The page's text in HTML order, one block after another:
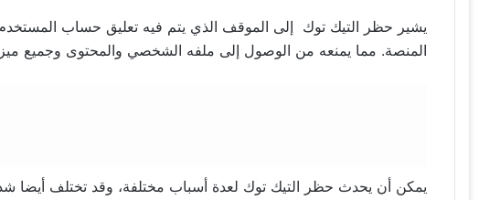
يشير حظر التيك توك إلى الموقف الذي يتم فيه تعليق حساب
المنصة. مما يمنعه من الوصول إلى ملفه الشخصي والمحتوى وجميع
يمكن أن يحدث حظر التيك توك لعدة أسباب مختلفة، وقد تختلف أيضا